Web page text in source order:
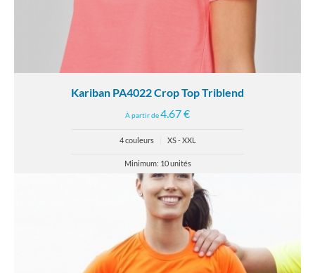
Kariban PA4022 Crop Top Triblend
À partir de4.67 €
4 couleurs XS - XXL
Minimum: 10 unités